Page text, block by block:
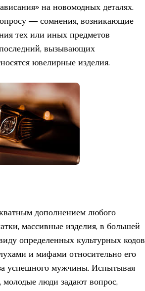
на новомодных деталях.
— сомнения, возникающие
тех или иных предметов
последний, вызывающих
ювелирные изделия.
дополнением любого
массивные изделия, в большей
определенных культурных кодов
и мифами относительно его
успешного мужчины. Испытывая
молодые люди задают вопрос,